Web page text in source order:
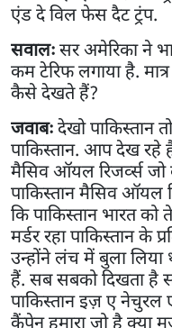
एंड दे विल फेस दैट ट्रंप.
सवालःसर अमेरिका ने
कम टेरिफ लगाया है.
कैसे देखते हैं?
जवाबःदेखो पाकिस्तान
पाकिस्तान. आप देख रहे
मैसिव ऑयल रिजर्व्स जो
पाकिस्तान मैसिव ऑयल
कि पाकिस्तान भारत को
मर्डर रहा पाकिस्तान के
उन्होंने लंच में बुला
हैं. सब सबको दिखता है
पाकिस्तान इज़ ए नेचुरल
कैंपेन हमारा जो है क्या